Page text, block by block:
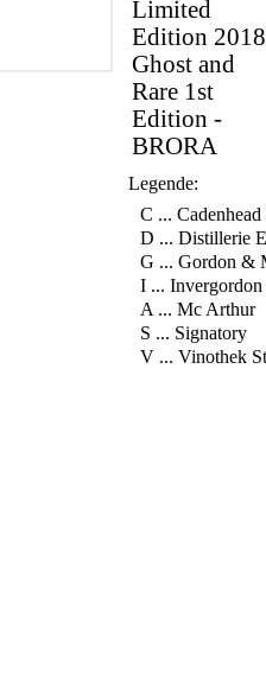
Limited
Edition 2018
Ghost and
Rare 1st
Edition -
BRORA
Legende:
C ... Cadenhead
D ... Distillerie
G ... Gordon &
I ... Invergordon
A ... Mc Arthur
S ... Signatory
V ... Vinothek